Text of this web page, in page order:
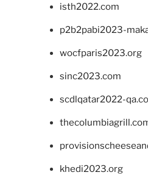
isth2022.com
p2b2pabi2023-
wocfparis2023.org
sinc2023.com
scdlqatar2022-
khedi2023.org